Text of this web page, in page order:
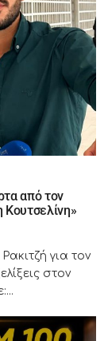
από τον
για τον
στον